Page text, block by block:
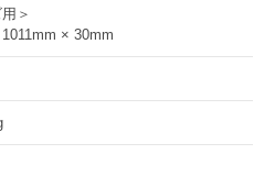
＞
× 30mm